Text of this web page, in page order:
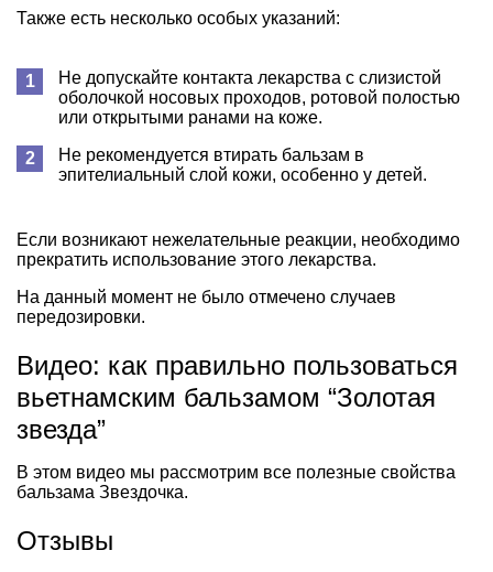
Также есть несколько особых указаний:
Не допускайте контакта лекарства с слизистой
оболочкой носовых проходов, ротовой полостью
или открытыми ранами на коже.
Не рекомендуется втирать бальзам в
эпителиальный слой кожи, особенно у детей.
Если возникают нежелательные реакции, необходимо
прекратить использование этого лекарства.
На данный момент не было отмечено случаев
передозировки.
Видео: как правильно пользоваться
вьетнамским бальзамом “Золотая
звезда”
В этом видео мы рассмотрим все полезные свойства
бальзама Звездочка.
Отзывы